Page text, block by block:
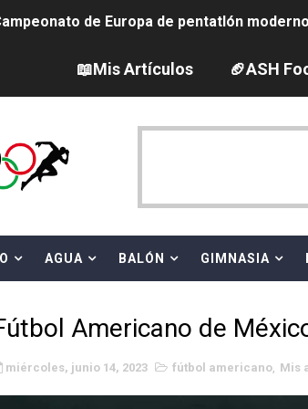
de Europa de pentatlón
Campeonato de Europa de natación
- Adam Page con Brodido desbancan
Open 2026
de MotoGP 2026 - GP Gran Bretaña
de Europa de high diving 2026
📖Mis Artículos 🏈ASH
AGUA BALÓN GIMNASIA
Americano de
miércoles, junio 14, 2023 fútbol americano, Mis